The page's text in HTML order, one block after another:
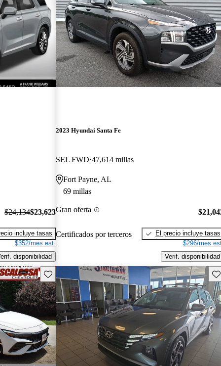
$24,134$23,623
incluye tasas
$352/mes est.
disponibilidad
2023 Hyundai Santa Fe
SEL FWD 47,614 millas
Fort Payne, AL
69 millas
Gran oferta
Certificados por terceros
El precio incluye tasas
$296/mes
Verif. disponibilidad
Guarda este Aviso